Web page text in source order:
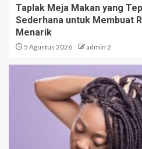
Taplak Meja Makan yang
Sederhana untuk Membuat
Menarik
5 Agustus 2026 admin 2